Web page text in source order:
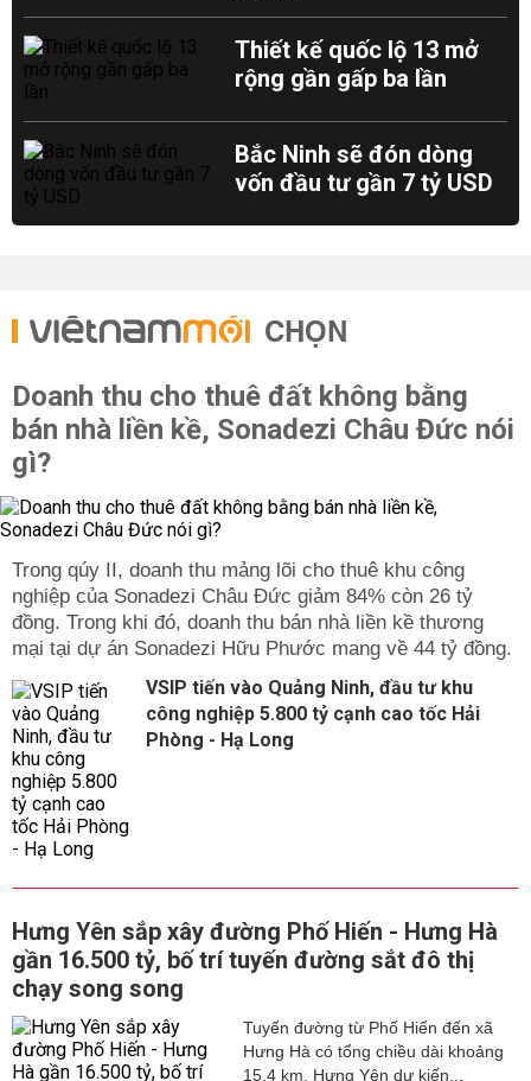
Thiết kế quốc lộ 13 mở
rộng gần gấp ba lần
Bắc Ninh sẽ đón dòng
vốn đầu tư gần 7 tỷ USD
CHỌN
Doanh thu cho thuê đất không bằng
bán nhà liền kề, Sonadezi Châu Đức nói
gì?
Trong qúy II, doanh thu mảng lõi cho thuê khu công
nghiệp của Sonadezi Châu Đức giảm 84% còn 26 tỷ
đồng. Trong khi đó, doanh thu bán nhà liền kề thương
mại tại dự án Sonadezi Hữu Phước mang về 44 tỷ đồng.
VSIP tiến vào Quảng Ninh, đầu tư khu
công nghiệp 5.800 tỷ cạnh cao tốc Hải
Phòng - Hạ Long
Hưng Yên sắp xây đường Phố Hiến - Hưng Hà
gần 16.500 tỷ, bố trí tuyến đường sắt đô thị
chạy song song
Tuyến đường từ Phố Hiến đến xã
Hưng Hà có tổng chiều dài khoảng
15,4 km. Hưng Yên dự kiến...